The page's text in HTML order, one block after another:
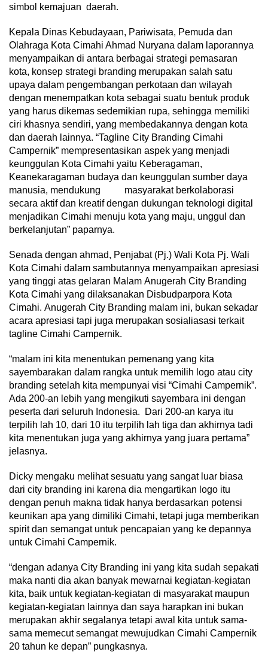
simbol kemajuan daerah.
Kepala Dinas Kebudayaan, Pariwisata, Pemuda dan
Olahraga Kota Cimahi Ahmad Nuryana dalam laporannya
menyampaikan di antara berbagai strategi pemasaran
kota, konsep strategi branding merupakan salah satu
upaya dalam pengembangan perkotaan dan wilayah
dengan menempatkan kota sebagai suatu bentuk produk
yang harus dikemas sedemikian rupa, sehingga memiliki
ciri khasnya sendiri, yang membedakannya dengan kota
dan daerah lainnya. “Tagline City Branding Cimahi
Campernik” mempresentasikan aspek yang menjadi
keunggulan Kota Cimahi yaitu Keberagaman,
Keanekaragaman budaya dan keunggulan sumber daya
manusia, mendukung masyarakat berkolaborasi
secara aktif dan kreatif dengan dukungan teknologi digital
menjadikan Cimahi menuju kota yang maju, unggul dan
berkelanjutan” paparnya.
Senada dengan ahmad, Penjabat (Pj.) Wali Kota Pj. Wali
Kota Cimahi dalam sambutannya menyampaikan apresiasi
yang tinggi atas gelaran Malam Anugerah City Branding
Kota Cimahi yang dilaksanakan Disbudparpora Kota
Cimahi. Anugerah City Branding malam ini, bukan sekadar
acara apresiasi tapi juga merupakan sosialiasasi terkait
tagline Cimahi Campernik.
“malam ini kita menentukan pemenang yang kita
sayembarakan dalam rangka untuk memilih logo atau city
branding setelah kita mempunyai visi “Cimahi Campernik”.
Ada 200-an lebih yang mengikuti sayembara ini dengan
peserta dari seluruh Indonesia. Dari 200-an karya itu
terpilih lah 10, dari 10 itu terpilih lah tiga dan akhirnya tadi
kita menentukan juga yang akhirnya yang juara pertama”
jelasnya.
Dicky mengaku melihat sesuatu yang sangat luar biasa
dari city branding ini karena dia mengartikan logo itu
dengan penuh makna tidak hanya berdasarkan potensi
keunikan apa yang dimiliki Cimahi, tetapi juga memberikan
spirit dan semangat untuk pencapaian yang ke depannya
untuk Cimahi Campernik.
“dengan adanya City Branding ini yang kita sudah sepakati
maka nanti dia akan banyak mewarnai kegiatan-kegiatan
kita, baik untuk kegiatan-kegiatan di masyarakat maupun
kegiatan-kegiatan lainnya dan saya harapkan ini bukan
merupakan akhir segalanya tetapi awal kita untuk sama-
sama memecut semangat mewujudkan Cimahi Campernik
20 tahun ke depan” pungkasnya.